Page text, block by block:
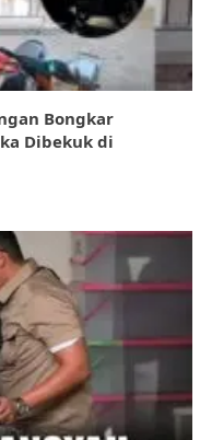
Bongkar
Dibekuk di